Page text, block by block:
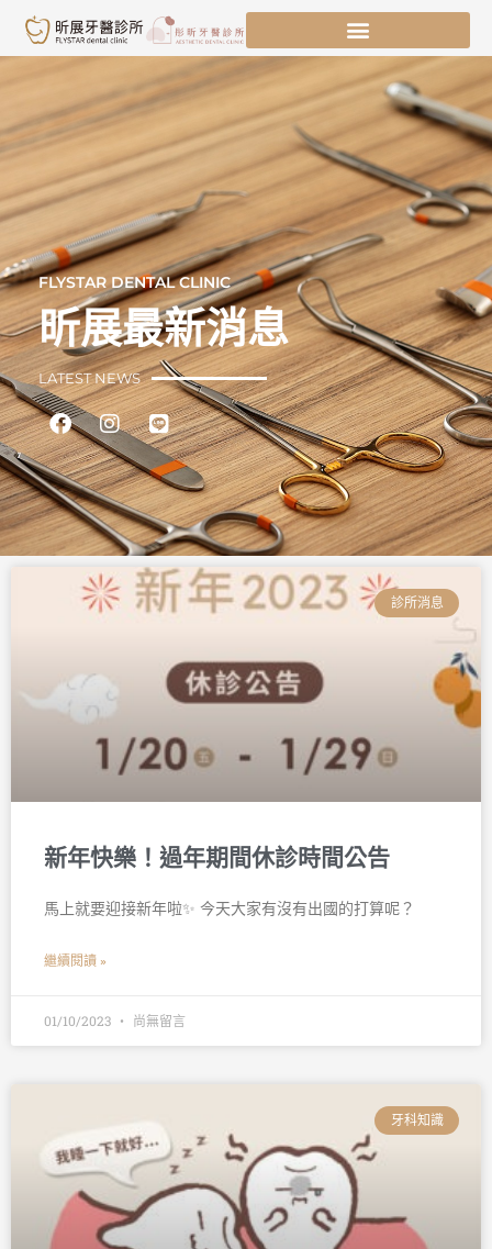
主
容
FLYSTAR DENTAL CLINIC
昕展最新消息
LATEST NEWS
FacebookInstagram
Line
診所消息
新年快樂！過年期間休診時間公告
馬上就要迎接新年啦✨ 今天大家有沒有出國的打算呢？
繼續閱讀 »
01/10/2023 尚無留言
牙科知識
頁
面
頁
面
頁
面
頁
面
頁
面
頁
面